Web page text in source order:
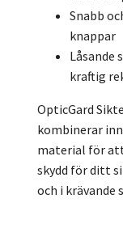
Snabb
knappar
Låsande
kraftig
OpticGard
kombinerar
material för
skydd för ditt
och i krävande